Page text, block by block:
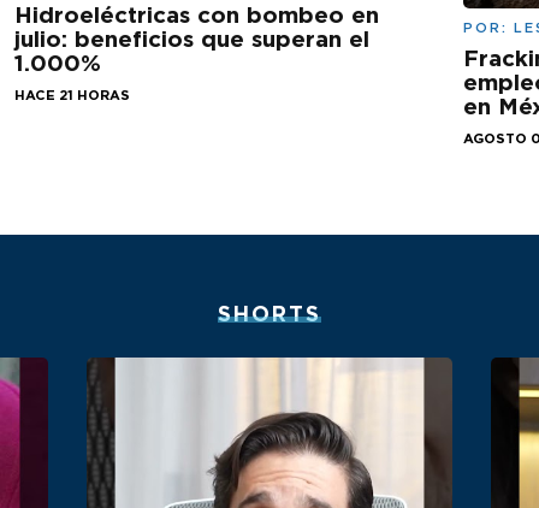
Hidroeléctricas con bombeo en
julio: beneficios que superan el
1.000%
HACE 21 HORAS
POR:
en
AGOSTO
SHORTS